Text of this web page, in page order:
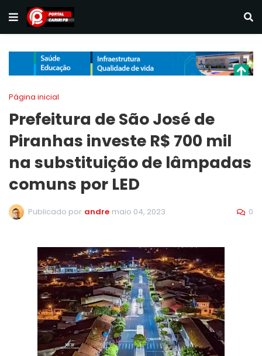
Página inicial
Prefeitura de São José de
Piranhas investe R$ 700 mil
na substituição de lâmpadas
comuns por LED
Publicado por andre maio 04, 2023 0